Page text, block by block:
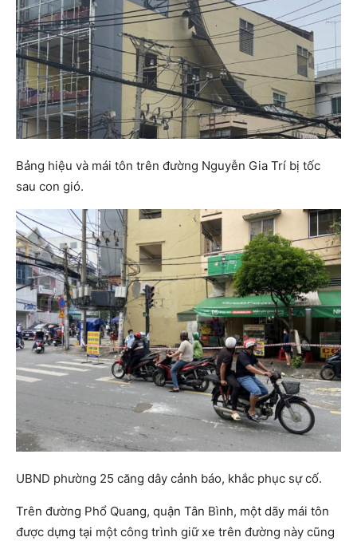
Bảng hiệu và mái tôn trên đường Nguyễn Gia Trí bị tốc
sau con gió.
UBND phường 25 căng dây cảnh báo, khắc phục sự cố.
Trên đường Phổ Quang, quận Tân Bình, một dãy mái tôn
được dựng tại một công trình giữ xe trên đường này cũng